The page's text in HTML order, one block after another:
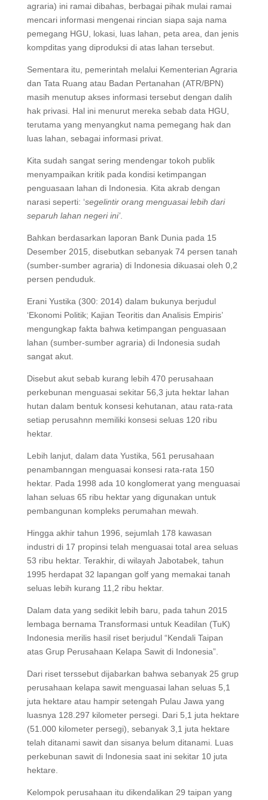
agraria) ini ramai dibahas, berbagai pihak mulai ramai
mencari informasi mengenai rincian siapa saja nama
pemegang HGU, lokasi, luas lahan, peta area, dan jenis
kompditas yang diproduksi di atas lahan tersebut.
Sementara itu, pemerintah melalui Kementerian Agraria
dan Tata Ruang atau Badan Pertanahan (ATR/BPN)
masih menutup akses informasi tersebut dengan dalih
hak privasi. Hal ini menurut mereka sebab data HGU,
terutama yang menyangkut nama pemegang hak dan
luas lahan, sebagai informasi privat.
Kita sudah sangat sering mendengar tokoh publik
menyampaikan kritik pada kondisi ketimpangan
penguasaan lahan di Indonesia. Kita akrab dengan
narasi seperti: ‘segelintir orang menguasai lebih dari
separuh lahan negeri ini’.
Bahkan berdasarkan laporan Bank Dunia pada 15
Desember 2015, disebutkan sebanyak 74 persen tanah
(sumber-sumber agraria) di Indonesia dikuasai oleh 0,2
persen penduduk.
Erani Yustika (300: 2014) dalam bukunya berjudul
‘Ekonomi Politik; Kajian Teoritis dan Analisis Empiris’
mengungkap fakta bahwa ketimpangan penguasaan
lahan (sumber-sumber agraria) di Indonesia sudah
sangat akut.
Disebut akut sebab kurang lebih 470 perusahaan
perkebunan menguasai sekitar 56,3 juta hektar lahan
hutan dalam bentuk konsesi kehutanan, atau rata-rata
setiap perusahnn memiliki konsesi seluas 120 ribu
hektar.
Lebih lanjut, dalam data Yustika, 561 perusahaan
penambanngan menguasai konsesi rata-rata 150
hektar. Pada 1998 ada 10 konglomerat yang menguasai
lahan seluas 65 ribu hektar yang digunakan untuk
pembangunan kompleks perumahan mewah.
Hingga akhir tahun 1996, sejumlah 178 kawasan
industri di 17 propinsi telah menguasai total area seluas
53 ribu hektar. Terakhir, di wilayah Jabotabek, tahun
1995 herdapat 32 lapangan golf yang memakai tanah
seluas lebih kurang 11,2 ribu hektar.
Dalam data yang sedikit lebih baru, pada tahun 2015
lembaga bernama Transformasi untuk Keadilan (TuK)
Indonesia merilis hasil riset berjudul “Kendali Taipan
atas Grup Perusahaan Kelapa Sawit di Indonesia”.
Dari riset terssebut dijabarkan bahwa sebanyak 25 grup
perusahaan kelapa sawit menguasai lahan seluas 5,1
juta hektare atau hampir setengah Pulau Jawa yang
luasnya 128.297 kilometer persegi. Dari 5,1 juta hektare
(51.000 kilometer persegi), sebanyak 3,1 juta hektare
telah ditanami sawit dan sisanya belum ditanami. Luas
perkebunan sawit di Indonesia saat ini sekitar 10 juta
hektare.
Kelompok perusahaan itu dikendalikan 29 taipan yang